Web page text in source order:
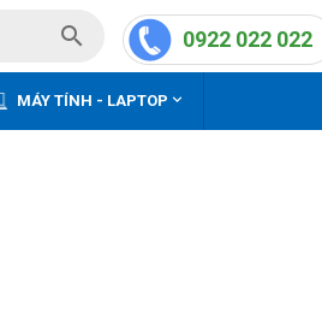
0922 022 022

MÁY TÍNH - LAPTOP  KHO